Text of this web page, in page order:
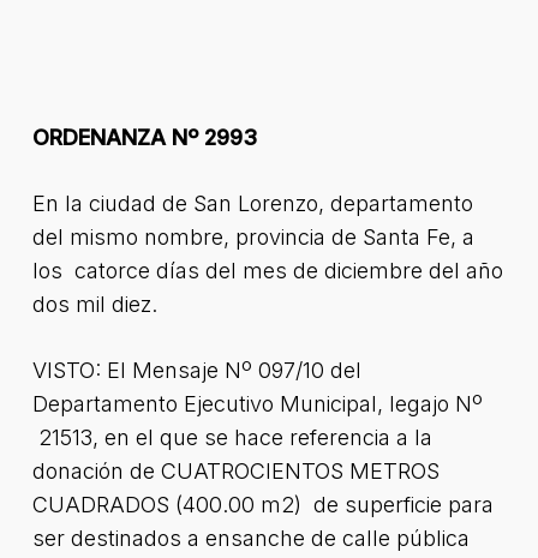
ORDENANZA Nº 2993
En la ciudad de San Lorenzo, departamento
del mismo nombre, provincia de Santa Fe, a
los catorce días del mes de diciembre del año
dos mil diez.
VISTO: El Mensaje Nº 097/10 del
Departamento Ejecutivo Municipal, legajo Nº
21513, en el que se hace referencia a la
donación de CUATROCIENTOS METROS
CUADRADOS (400.00 m2) de superficie para
ser destinados a ensanche de calle pública